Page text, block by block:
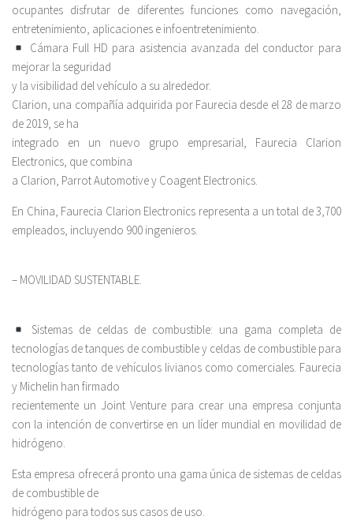
ocupantes disfrutar de diferentes funciones como navegación,
entretenimiento, aplicaciones e infoentretenimiento.
Cámara Full HD para asistencia avanzada del conductor para
mejorar la seguridad
y la visibilidad del vehículo a su alrededor.
Clarion, una compañía adquirida por Faurecia desde el 28 de marzo
de 2019, se ha
integrado en un nuevo grupo empresarial, Faurecia Clarion
Electronics, que combina
a Clarion, Parrot Automotive y Coagent Electronics.
En China, Faurecia Clarion Electronics representa a un total de 3,700
empleados, incluyendo 900 ingenieros.
– MOVILIDAD SUSTENTABLE.
Sistemas de celdas de combustible: una gama completa de
tecnologías de tanques de combustible y celdas de combustible para
tecnologías tanto de vehículos livianos como comerciales. Faurecia
y Michelin han firmado
recientemente un Joint Venture para crear una empresa conjunta
con la intención de convertirse en un líder mundial en movilidad de
hidrógeno.
Esta empresa ofrecerá pronto una gama única de sistemas de celdas
de combustible de
hidrógeno para todos sus casos de uso.